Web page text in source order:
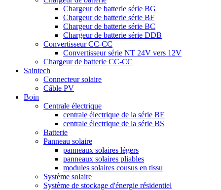
Chargeur de batterie série BG
Chargeur de batterie série BF
Chargeur de batterie série BC
Chargeur de batterie série DDB
Convertisseur CC-CC
Convertisseur série NT 24V vers 12V
Chargeur de batterie CC-CC
Saintech
Connecteur solaire
Câble PV
Boin
Centrale électrique
centrale électrique de la série BE
centrale électrique de la série BS
Batterie
Panneau solaire
panneaux solaires légers
panneaux solaires pliables
modules solaires cousus en tissu
Système solaire
Système de stockage d'énergie résidentiel